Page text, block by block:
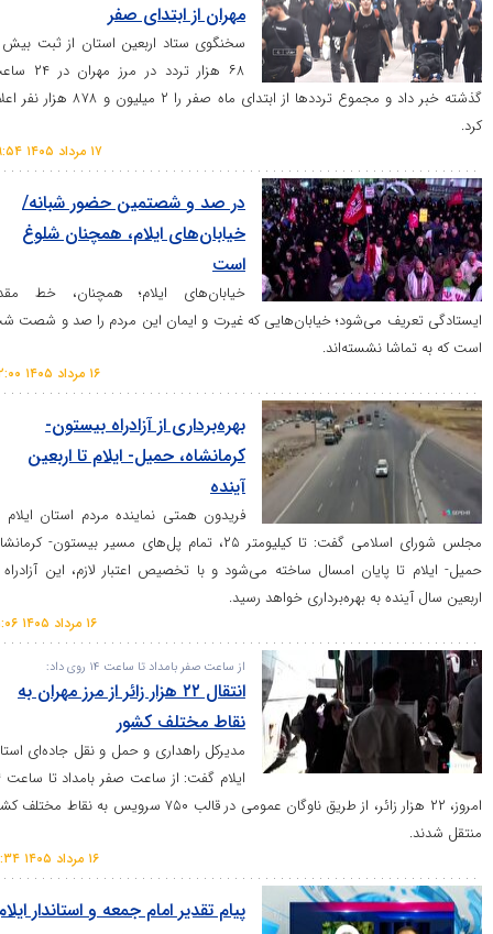
مهران از ابتدای صفر
سخنگوی ستاد اربعین استان از ثبت بیش از
۶۸ هزار تردد در مرز مهران در ۲۴ ساعت
گذشته خبر داد و مجموع تردد‌ها از ابتدای ماه صفر را ۲ میلیون و ۸۷۸ هزار نفر اعلام
در صد و شصتمین حضور شبانه/
خیابان‌های ایلام، همچنان شلوغ
است
خیابان‌های ایلام؛ همچنان، خط مقدم
تعریف می‌شود؛ خیابان‌هایی که غیرت و ایمان این مردم را صد و شصت شب
تماشا نشسته‌اند.
بهره‌برداری از آزادراه بیستون-
کرمانشاه، حمیل- ایلام تا اربعین
آینده
فریدون همتی نماینده مردم استان ایلام در
مجلس شورای اسلامی گفت: تا کیلیومتر ۲۵، تمام پل‌های مسیر بیستون- کرمانشاه،
تا پایان امسال ساخته می‌شود و با تخصیص اعتبار لازم، این آزادراه تا
آینده به بهره‌برداری خواهد رسید.
از ساعت صفر بامداد تا ساعت ۱۴ روی داد:
انتقال ۲۲ هزار زائر از مرز مهران به
نقاط مختلف کشور
مدیرکل راهداری و حمل و نقل جاده‌ای استان
ایلام گفت: از ساعت صفر بامداد تا ساعت ۱۴
امروز، ۲۲ هزار زائر، از طریق ناوگان عمومی در قالب ۷۵۰ سرویس به نقاط مختلف کشور
پیام تقدیر امام جمعه و استاندار ایلام